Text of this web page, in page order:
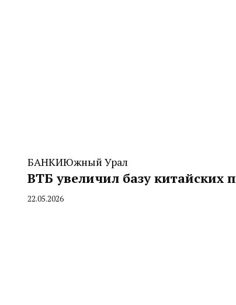
БАНКИЮжный Урал
ВТБ увеличил базу китайских
By
22.05.2026